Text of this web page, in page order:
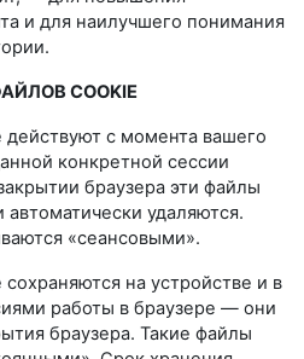
и для наилучшего понимания
COOKIE
с момента вашего
конкретной сессии
браузера эти файлы
удаляются.
«сеансовыми».
на устройстве и в
работы в браузере — они
браузера. Такие файлы